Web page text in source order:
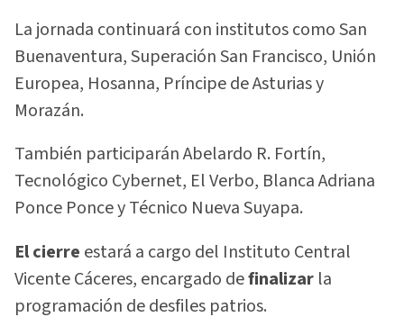
La jornada continuará con institutos como San
Buenaventura, Superación San Francisco, Unión
Europea, Hosanna, Príncipe de Asturias y
Morazán.
También participarán Abelardo R. Fortín,
Tecnológico Cybernet, El Verbo, Blanca Adriana
Ponce Ponce y Técnico Nueva Suyapa.
El cierre estará a cargo del Instituto Central
Vicente Cáceres, encargado definalizar la
programación de desfiles patrios.